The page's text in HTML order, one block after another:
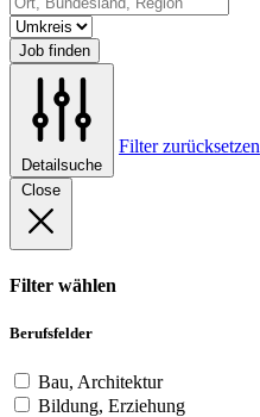
Job finden
Detailsuche
Filter zurücksetzen
Close
Filter wählen
Berufsfelder
Bau, Architektur
Bildung, Erziehung